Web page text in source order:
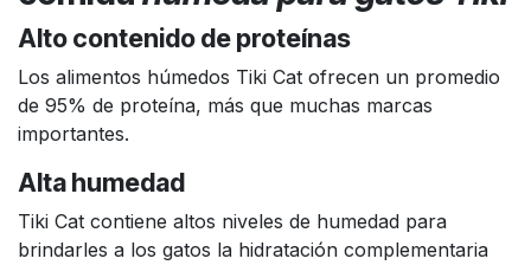
Alto contenido de proteínas
Los alimentos húmedos Tiki Cat ofrecen un promedio
de 95% de proteína, más que muchas marcas
importantes.
Alta humedad
Tiki Cat contiene altos niveles de humedad para
brindarles a los gatos la hidratación complementaria